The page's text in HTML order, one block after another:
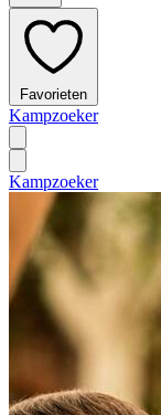
Favorieten
Kampzoeker
Kampzoeker